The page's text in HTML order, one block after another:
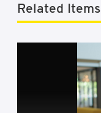
Related Items